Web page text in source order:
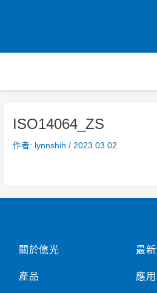
ISO14064_ZS
作者: lynnshih/ 2023.03.02
關於億光
產品
最
應用